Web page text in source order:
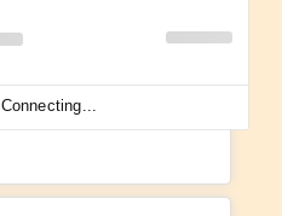
Connecting...